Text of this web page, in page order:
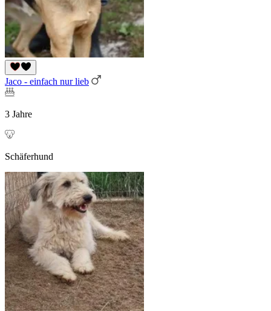
Jaco - einfach nur lieb
3 Jahre
Schäferhund